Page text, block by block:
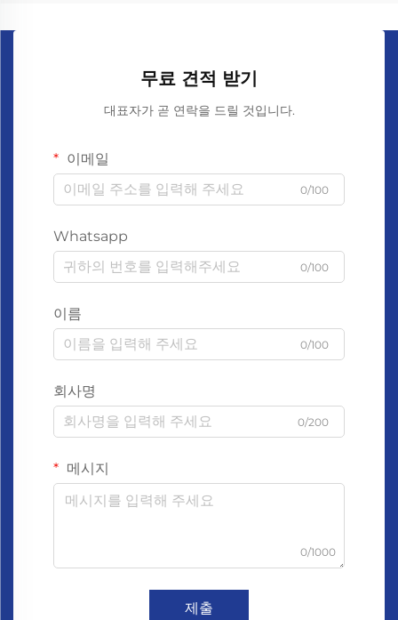
무료 견적 받기
대표자가 곧 연락을 드릴 것입니다.
이메일
0/100
Whatsapp
0/100
이름
0/100
회사명
0/200
메시지
0/1000
제출